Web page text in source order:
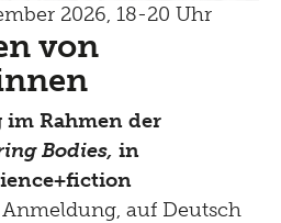
2026, 18-20 Uhr
von
im Rahmen der
Bodies, in
auf Deutsch